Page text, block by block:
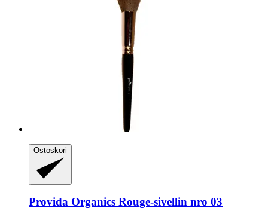
Ostoskori
Provida Organics Rouge-​sivellin nro 03